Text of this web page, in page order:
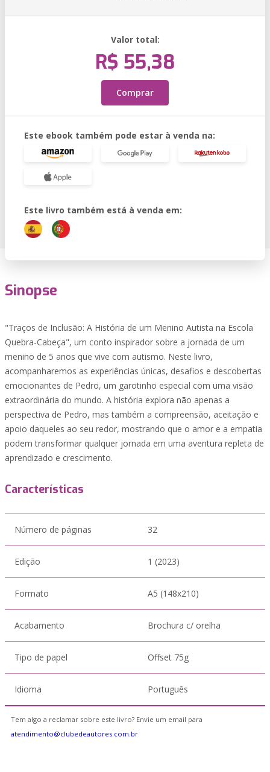
Valor total:
R$ 55,38
Comprar
Este ebook também pode estar à venda na:
Este livro também está à venda em:
Sinopse
"Traços de Inclusão: A História de um Menino Autista na Escola
Quebra-Cabeça", um conto inspirador sobre a jornada de um
menino de 5 anos que vive com autismo. Neste livro,
acompanharemos as experiências únicas, desafios e descobertas
emocionantes de Pedro, um garotinho especial com uma visão
extraordinária do mundo. A história explora não apenas a
perspectiva de Pedro, mas também a compreensão, aceitação e
apoio daqueles ao seu redor, mostrando que o amor e a empatia
podem transformar qualquer jornada em uma aventura repleta de
aprendizado e crescimento.
Características
Número de páginas 32
Edição 1 (2023)
Formato A5 (148x210)
Acabamento Brochura c/ orelha
Tipo de papel Offset 75g
Idioma Português
Tem algo a reclamar sobre este livro? Envie um email para
atendimento@clubedeautores.com.br